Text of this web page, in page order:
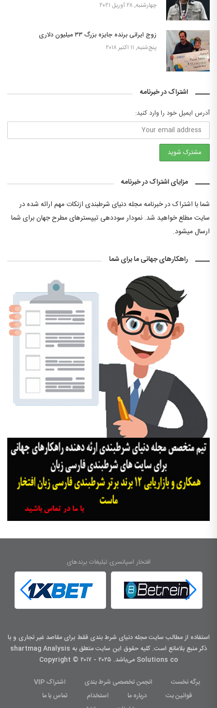
چهارشنبه, ۲۸ آوریل ۲۰۲۱
زوج ایرانی برنده جایزه بزرگ ۳۳ میلیون دلاری
پنج‌شنبه, ۱۱ اکتبر ۲۰۱۸
اشتراک در خبرنامه
آدرس ایمیل خود را وارد کنید:
مزایای اشتراک در خبرنامه
شما با اشتراک در خبرنامه مجله دنیای شرطبندی ازنکات مهم ارائه شده در
سایت مطلع خواهید شد. نمودار سوددهی تیپسترهای مطرح جهان برای شما
ارسال میشود.
راهکارهای جهانی ما برای شما
افتخار اسپانسری تبلیغات برندهای
استفاده از مطالب سایت مجله دنیای شرط بندی فقط برای مقاصد غیر تجاری و با
ذکر منبع بلامانع است. کليه حقوق اين سايت متعلق به shartmag Analysis
Solutions co می‌باشد. Copyright © ۲۰۱۷ - ۲۰۲۵
برگه نخست انجمن تخصصی شرط بندی
اشتراک VIP
قوانین بت
درباره ما استخدام
تماس با ما